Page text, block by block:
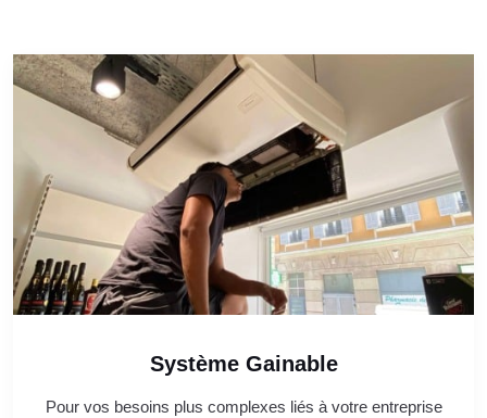
Système Gainable
Pour vos besoins plus complexes liés à votre entreprise